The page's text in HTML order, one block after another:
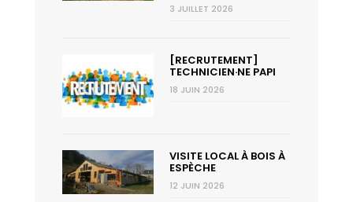
3 JUILLET 2026
[RECRUTEMENT]
TECHNICIEN·NE PAPI
18 JUIN 2026
VISITE LOCAL À BOIS À
ESPÈCHE
12 JUIN 2026